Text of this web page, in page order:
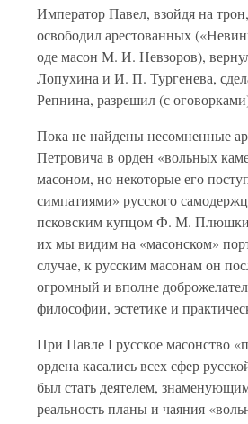
Император Павел, взойдя на
освободил арестованных
оде масон М. И. Невзоров),
Лопухина и И. П. Тургенева,
Репнина, разрешил (с
Пока не найдены несомненные
Петровича в орден «вольных
масоном, но некоторые его
симпатиями» русского
псковским купцом Ф. М.
их мы видим на «масонском»
случае, к русским масонам он
огромный и вполне
философии, эстетике и
При Павле I русское масонство
ордена касались всех сфер
был стать деятелем,
реальность планы и чаяния